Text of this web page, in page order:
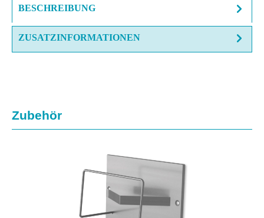
BESCHREIBUNG
ZUSATZINFORMATIONEN
Produktgalerie überspringen
Zubehör